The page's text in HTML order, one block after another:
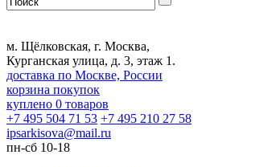
м. Щёлковская, г. Москва,
Курганская улица, д. 3, этаж 1.
доставка по Москве, России
корзина покупок
куплено 0 товаров
+7 495 504 71 53 +7 495 210 27 58
ipsarkisova@mail.ru
пн-сб 10-18